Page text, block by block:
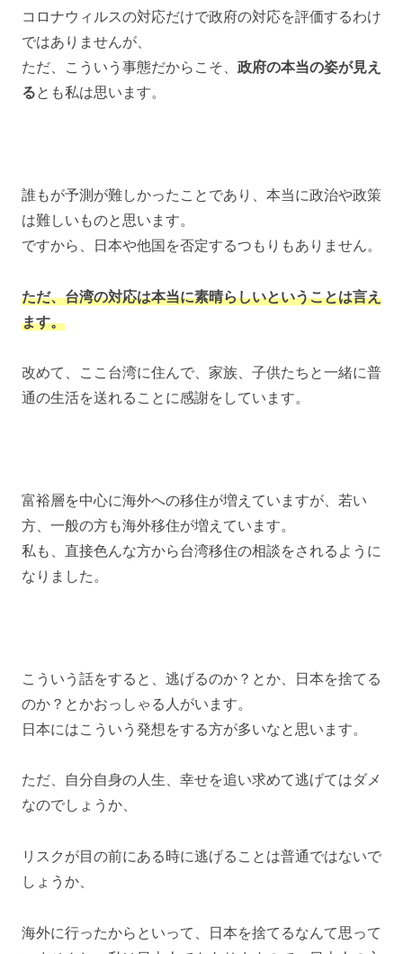
コロナウィルスの対応だけで政府の対応を評価するわけ
ではありませんが、
ただ、こういう事態だからこそ、 政府の本当の姿が見え
るとも私は思います。
誰もが予測が難しかったことであり、本当に政治や政策
は難しいものと思います。
ですから、日本や他国を否定するつもりもありません。
ただ、台湾の対応は本当に素晴らしいということは言え
ます。
改めて、ここ台湾に住んで、家族、子供たちと一緒に普
通の生活を送れることに感謝をしています。
富裕層を中心に海外への移住が増えていますが、若い
方、一般の方も海外移住が増えています。
私も、直接色んな方から台湾移住の相談をされるように
なりました。
こういう話をすると、逃げるのか？とか、日本を捨てる
のか？とかおっしゃる人がいます。
日本にはこういう発想をする方が多いなと思います。
ただ、自分自身の人生、幸せを追い求めて逃げてはダメ
なのでしょうか、
リスクが目の前にある時に逃げることは普通ではないで
しょうか、
海外に行ったからといって、日本を捨てるなんて思って